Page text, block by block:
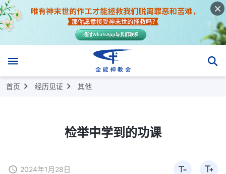
首页 经历见证 其他
检举中学到的功课
2024年1月28日